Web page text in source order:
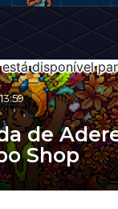
13:59
de
Shop